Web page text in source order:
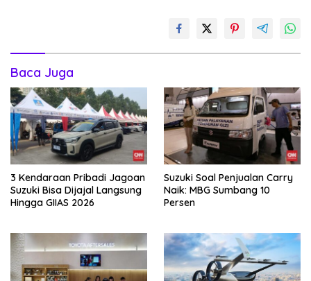
Baca Juga
3 Kendaraan Pribadi Jagoan
Suzuki Bisa Dijajal Langsung
Hingga GIIAS 2026
Suzuki Soal Penjualan Carry
Naik: MBG Sumbang 10
Persen